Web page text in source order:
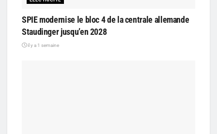
SPIE modernise le bloc 4 de la centrale allemande
Staudinger jusqu’en 2028
il y a 1 semaine